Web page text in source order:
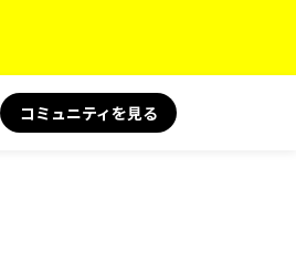
コミュニティを見る